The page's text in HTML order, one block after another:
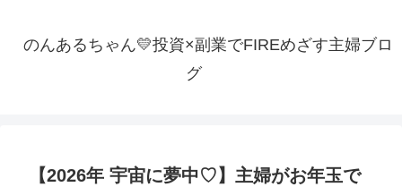
のんあるちゃん💛投資×副業でFIREめざす主婦ブロ
グ
【2026年 宇宙に夢中♡】主婦がお年玉で